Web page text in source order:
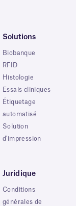
Solutions
Biobanque
RFID
Histologie
Essais cliniques
Étiquetage
automatisé
Solution
d'impression
Juridique
Conditions
générales de